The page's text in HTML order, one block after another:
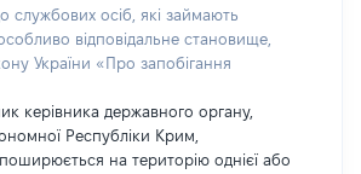
службових осіб, які займають
відповідальне становище,
України «Про запобігання
керівника державного органу,
Республіки Крим,
на територію однієї або